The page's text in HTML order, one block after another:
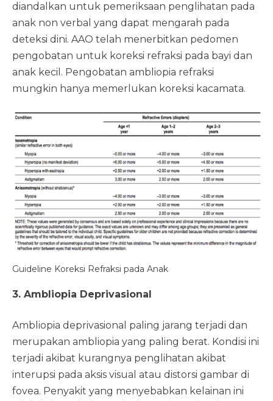
diandalkan untuk pemeriksaan penglihatan pada
anak non verbal yang dapat mengarah pada
deteksi dini. AAO telah menerbitkan pedomen
pengobatan untuk koreksi refraksi pada bayi dan
anak kecil. Pengobatan ambliopia refraksi
mungkin hanya memerlukan koreksi kacamata.
Guideline Koreksi Refraksi pada Anak
3. Ambliopia Deprivasional
Ambliopia deprivasional paling jarang terjadi dan
merupakan ambliopia yang paling berat. Kondisi ini
terjadi akibat kurangnya penglihatan akibat
interupsi pada aksis visual atau distorsi gambar di
fovea. Penyakit yang menyebabkan kelainan ini